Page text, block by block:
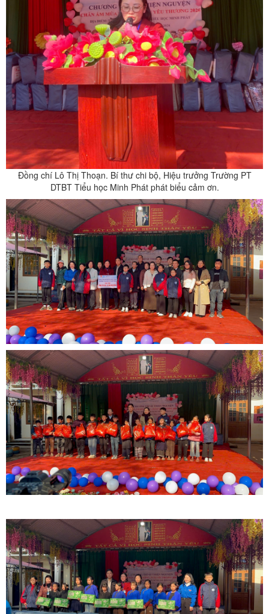
Đồng chí Lô Thị Thoạn. Bí thư chi bộ, Hiệu trưởng Trường PT
DTBT Tiểu học Minh Phát phát biểu cảm ơn.